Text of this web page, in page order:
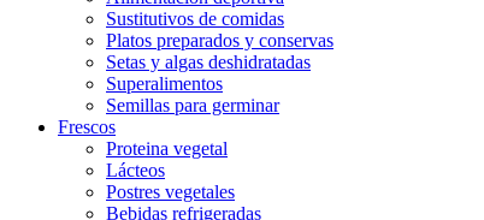
Sustitutivos de comidas
Platos preparados y conservas
Setas y algas deshidratadas
Superalimentos
Semillas para germinar
Frescos
Proteina vegetal
Lácteos
Postres vegetales
Bebidas refrigeradas